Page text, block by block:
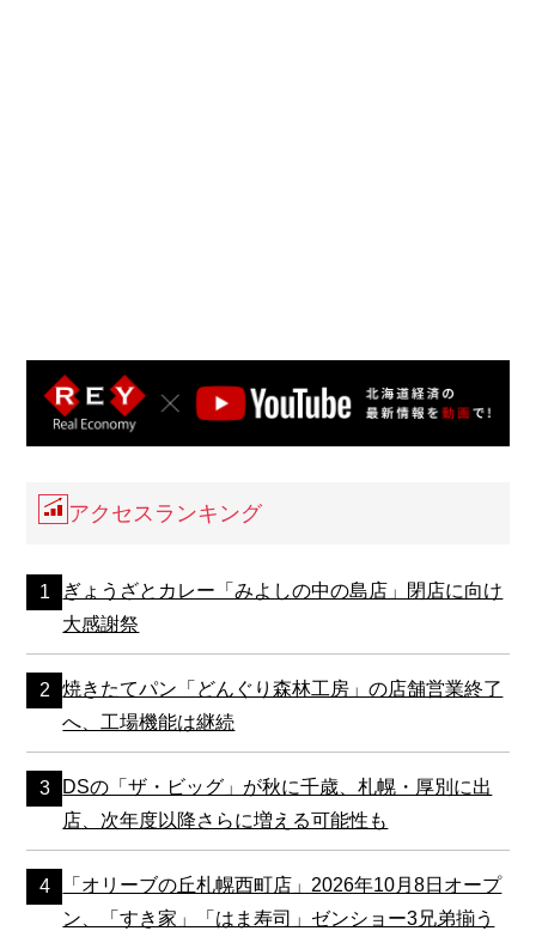
アクセスランキング
ぎょうざとカレー「みよしの中の島店」閉店に向け
大感謝祭
焼きたてパン「どんぐり森林工房」の店舗営業終了
へ、工場機能は継続
DSの「ザ・ビッグ」が秋に千歳、札幌・厚別に出
店、次年度以降さらに増える可能性も
「オリーブの丘札幌西町店」2026年10月8日オープ
ン、「すき家」「はま寿司」ゼンショー3兄弟揃う